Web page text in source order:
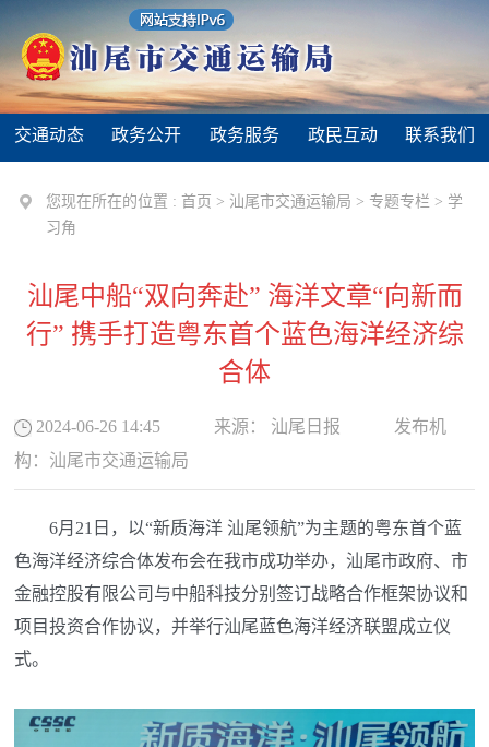
交通动态 政务公开 政务服务 政民互动 联系我们
您现在所在的位置 : 首页 > 汕尾市交通运输局 > 专题专栏 > 学
习角
汕尾中船“双向奔赴” 海洋文章“向新而
行” 携手打造粤东首个蓝色海洋经济综
合体
2024-06-26 14:45 来源： 汕尾日报
发布机
构： 汕尾市交通运输局
6月21日，以“新质海洋 汕尾领航”为主题的粤东首个蓝
色海洋经济综合体发布会在我市成功举办，汕尾市政府、市
金融控股有限公司与中船科技分别签订战略合作框架协议和
项目投资合作协议，并举行汕尾蓝色海洋经济联盟成立仪
式。